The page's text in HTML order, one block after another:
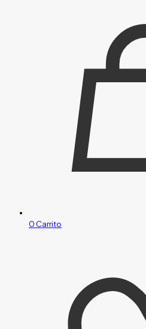
0 Carrito